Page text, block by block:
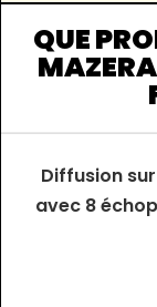
QUE
Diffusion
avec 8